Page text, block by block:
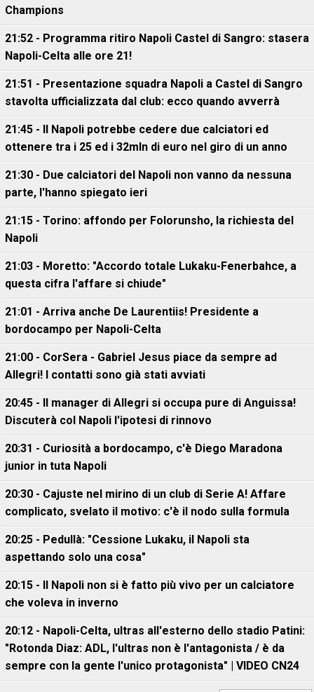
Champions
21:52 - Programma ritiro Napoli Castel di Sangro: stasera
Napoli-Celta alle ore 21!
21:51 - Presentazione squadra Napoli a Castel di Sangro
stavolta ufficializzata dal club: ecco quando avverrà
21:45 - Il Napoli potrebbe cedere due calciatori ed
ottenere tra i 25 ed i 32mln di euro nel giro di un anno
21:30 - Due calciatori del Napoli non vanno da nessuna
parte, l'hanno spiegato ieri
21:15 - Torino: affondo per Folorunsho, la richiesta del
Napoli
21:03 - Moretto: "Accordo totale Lukaku-Fenerbahce, a
questa cifra l'affare si chiude"
21:01 - Arriva anche De Laurentiis! Presidente a
bordocampo per Napoli-Celta
21:00 - CorSera - Gabriel Jesus piace da sempre ad
Allegri! I contatti sono già stati avviati
20:45 - Il manager di Allegri si occupa pure di Anguissa!
Discuterà col Napoli l'ipotesi di rinnovo
20:31 - Curiosità a bordocampo, c'è Diego Maradona
junior in tuta Napoli
20:30 - Cajuste nel mirino di un club di Serie A! Affare
complicato, svelato il motivo: c'è il nodo sulla formula
20:25 - Pedullà: "Cessione Lukaku, il Napoli sta
aspettando solo una cosa"
20:15 - Il Napoli non si è fatto più vivo per un calciatore
che voleva in inverno
20:12 - Napoli-Celta, ultras all'esterno dello stadio Patini:
"Rotonda Diaz: ADL, l'ultras non è l'antagonista / è da
sempre con la gente l'unico protagonista" | VIDEO CN24